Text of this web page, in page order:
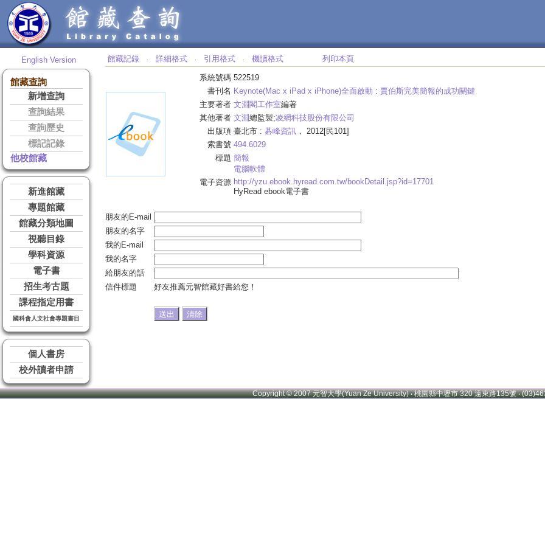
English Version
館藏查詢
新增查詢
查詢結果
查詢歷史
標記記錄
他校館藏
新進館藏
專題館藏
館藏分類地圖
視聽目錄
學科資源
電子書
招生考古題
課程指定用書
國科會人文社會專題書目
個人書房
校外讀者申請
館藏記錄 ‧ 詳細格式 ‧ 引用格式 ‧ 機讀格式 列印本頁
系統號碼 522519
書刊名 Keynote(Mac x iPad x iPhone)全面啟動 : 賈伯斯完美簡報的成功關鍵
主要著者 文淵閣工作室編著
其他著者 文淵總監製;凌網科技股份有限公司
出版項 臺北市 : 碁峰資訊 ， 2012[民101]
索書號 494.6029
標題 簡報
電腦軟體
電子資源 http://yzu.ebook.hyread.com.tw/bookDetail.jsp?id=17701
HyRead ebook電子書
朋友的E-mail
朋友的名字
我的E-mail
我的名字
給朋友的話
信件標題
好友推薦元智館藏好書給您！
Copyright © 2007 元智大學(Yuan Ze University) ‧ 桃園縣中壢市 320 遠東路135號 ‧